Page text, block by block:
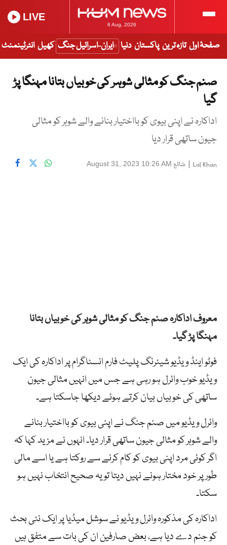
6 Aug, 2026
LIVE
صفحۂ اول تازہ ترین پاکستان دنیا ایران-اسرائیل جنگ کھیل انٹرٹینمنٹ
صنم جنگ کو مثالی شوہر کی خوبیاں بتانا مہنگا پڑ
گیا
اداکارہ نے اپنی بیوی کو بااختیار بنانے والے شوہر کو مثالی
جیون ساتھی قرار دیا
Lal Khan
| شائع August 31, 2023 10:26 AM
معروف اداکارہ صنم جنگ کو مثالی شوہر کی خوبیاں بتانا
مہنگا پڑ گیا۔
فوٹو اینڈ ویڈیو شیئرنگ پلیٹ فارم انسٹاگرام پر اداکارہ کی ایک
ویڈیو خوب وائرل ہو رہی ہے جس میں انہیں مثالی جیون
ساتھی کی خوبیاں بیان کرتے ہوئے دیکھا جاسکتا ہے۔
وائرل ویڈیو میں صنم جنگ نے اپنی بیوی کو بااختیار بنانے
والے شوہر کو مثالی جیون ساتھی قرار دیا۔ انہوں نے مزید کہا کہ
اگر کوئی مرد اپنی بیوی کو کام کرنے سے روکتا ہے یا اسے مالی
طور پر خود مختار ہونے نہیں دیتا تو یہ صحیح انتخاب نہیں ہو
سکتا۔
اداکارہ کی مذکورہ وائرل ویڈیو نے سوشل میڈیا پر ایک نئی بحث
کو جنم دے دیا ہے، بعض صارفین ان کی بات سے متفق ہیں